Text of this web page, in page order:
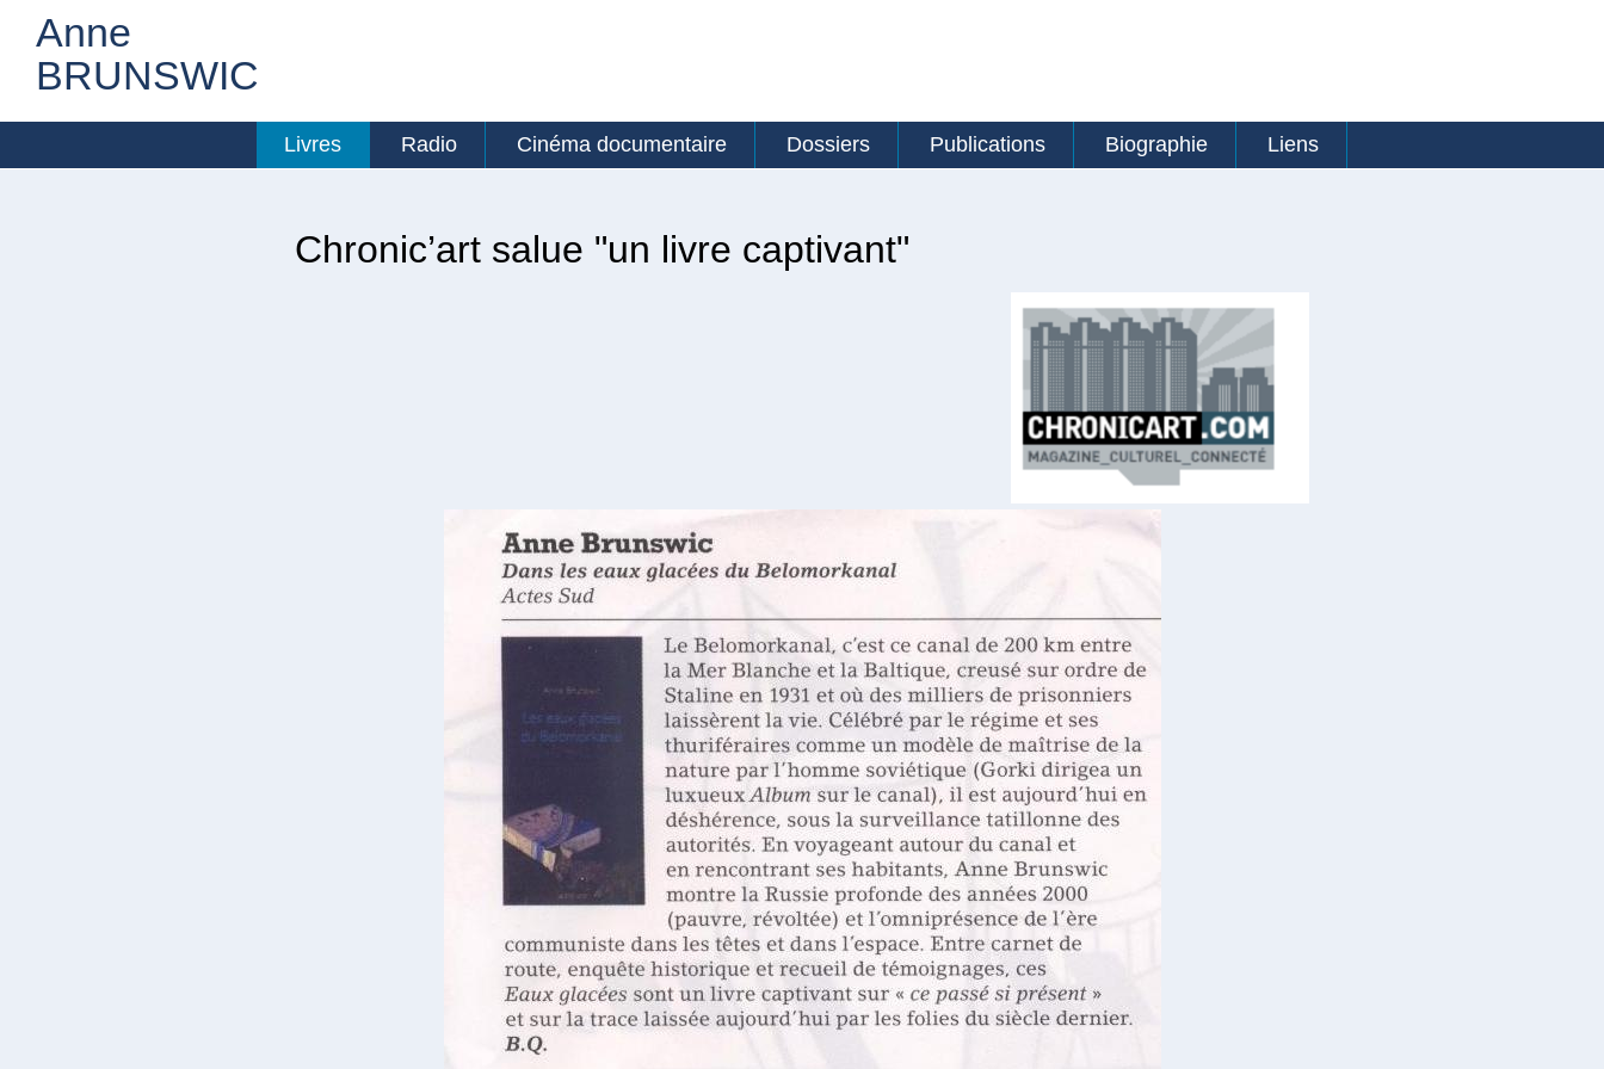
Anne
BRUNSWIC
Livres Radio Cinéma documentaire Dossiers Publications Biographie Liens
Chronic’art salue "un livre captivant"